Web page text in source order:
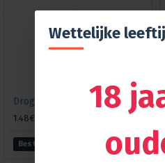
Wettelijke
18
Droge cranberry jelly, 240 gr.
1.48€
Bestellen